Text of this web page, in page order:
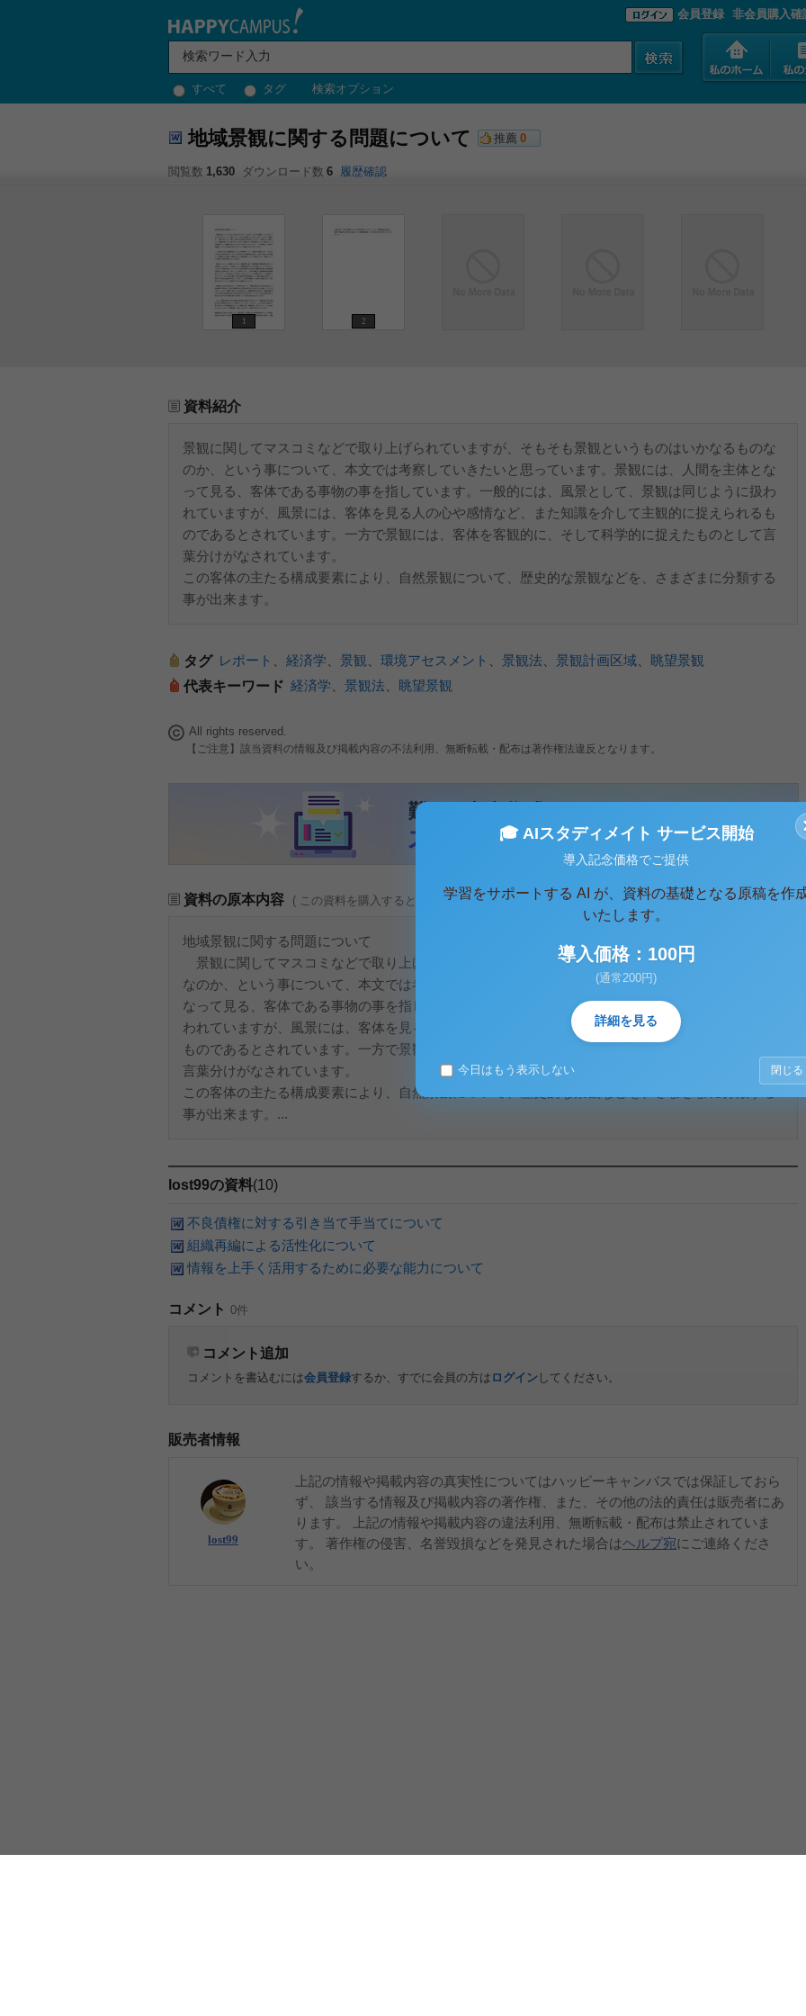
すべて タグ 検索オプション
会員登録 非会員購入確
地域景観に関する問題について 推薦 0
閲覧数 1,630 ダウンロード数 6 履歴確認
1 2
資料紹介
景観に関してマスコミなどで取り上げられていますが、そもそも景観というものはいかなるものな
のか、という事について、本文では考察していきたいと思っています。景観には、人間を主体とな
って見る、客体である事物の事を指しています。一般的には、風景として、景観は同じように扱わ
れていますが、風景には、客体を見る人の心や感情など、また知識を介して主観的に捉えられるも
のであるとされています。一方で景観には、客体を客観的に、そして科学的に捉えたものとして言
葉分けがなされています。
この客体の主たる構成要素により、自然景観について、歴史的な景観などを、さまざまに分類する
事が出来ます。
タグ レポート 経済学 景観 環境アセスメント 景観法 景観計画区域
眺望景観
代表キーワード 経済学 景観法 眺望景観
All rights reserved.
【ご注意】該当資料の情報及び掲載内容の不法利用、無断転載・配布は著作権法違反となります。
資料の原本内容 ( この資料を購入すると、テキストデータがみえます。 )
地域景観に関する問題について
景観に関してマスコミなどで取り上げられていますが、そもそも景観というものはいかなるもの
なのか、という事について、本文では考察していきたいと思っています。景観には、人間を主体と
なって見る、客体である事物の事を指しています。一般的には、風景として、景観は同じように扱
われていますが、風景には、客体を見る人の心や感情など、また知識を介して主観的に捉えられる
ものであるとされています。一方で景観には、客体を客観的に、そして科学的に捉えたものとして
言葉分けがなされています。
この客体の主たる構成要素により、自然景観について、歴史的な景観などを、さまざまに分類する
事が出来ます。...
lost99の資料(10)
不良債権に対する引き当て手当てについて
組織再編による活性化について
情報を上手く活用するために必要な能力について
コメント 0件
コメント追加
コメントを書込むには会員登録するか、すでに会員の方は ログイン してください。
販売者情報
lost99
上記の情報や掲載内容の真実性についてはハッピーキャンパスでは保証しておら
ず、 該当する情報及び掲載内容の著作権、また、その他の法的責任は販売者にあ
ります。 上記の情報や掲載内容の違法利用、無断転載・配布は禁止されていま
す。 著作権の侵害、名誉毀損などを発見された場合はヘルプ宛にご連絡くださ
い。
🎓 AIスタディメイト サービス開始
導入記念価格でご提供
学習をサポートする AI が、資料の基礎となる原稿を作
いたします。
導入価格：100円
(通常200円)
詳細を見る
今日はもう表示しない 閉じる